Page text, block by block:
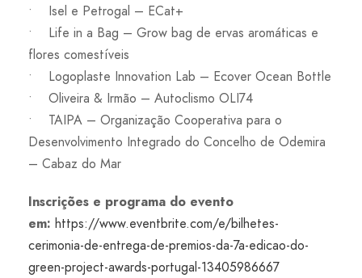
• Isel e Petrogal – ECat+
• Life in a Bag – Grow bag de ervas aromáticas e
flores comestíveis
• Logoplaste Innovation Lab – Ecover Ocean Bottle
• Oliveira & Irmão – Autoclismo OLI74
• TAIPA – Organização Cooperativa para o
Desenvolvimento Integrado do Concelho de Odemira
– Cabaz do Mar
Inscrições e programa do evento
em: https://www.eventbrite.com/e/bilhetes-
cerimonia-de-entrega-de-premios-da-7a-edicao-do-
green-project-awards-portugal-13405986667